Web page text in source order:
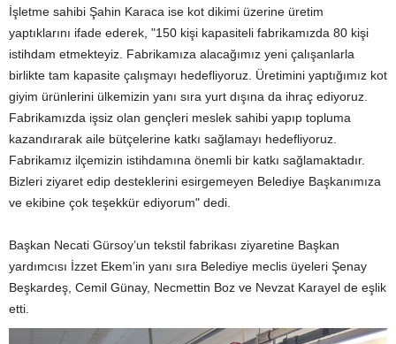
İşletme sahibi Şahin Karaca ise kot dikimi üzerine üretim
yaptıklarını ifade ederek, "150 kişi kapasiteli fabrikamızda 80 kişi
istihdam etmekteyiz. Fabrikamıza alacağımız yeni çalışanlarla
birlikte tam kapasite çalışmayı hedefliyoruz. Üretimini yaptığımız kot
giyim ürünlerini ülkemizin yanı sıra yurt dışına da ihraç ediyoruz.
Fabrikamızda işsiz olan gençleri meslek sahibi yapıp topluma
kazandırarak aile bütçelerine katkı sağlamayı hedefliyoruz.
Fabrikamız ilçemizin istihdamına önemli bir katkı sağlamaktadır.
Bizleri ziyaret edip desteklerini esirgemeyen Belediye Başkanımıza
ve ekibine çok teşekkür ediyorum" dedi.
Başkan Necati Gürsoy’un tekstil fabrikası ziyaretine Başkan
yardımcısı İzzet Ekem’in yanı sıra Belediye meclis üyeleri Şenay
Beşkardeş, Cemil Günay, Necmettin Boz ve Nevzat Karayel de eşlik
etti.